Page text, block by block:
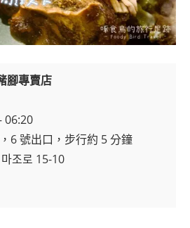
腳專賣店
06:20
6 號出口，步行約 5 分鐘
조로 15-10